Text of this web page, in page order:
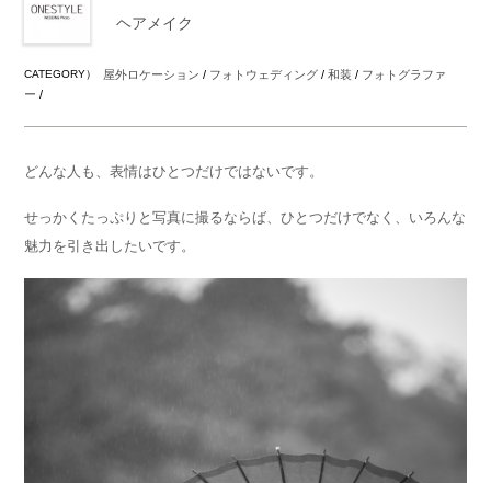
ヘアメイク
CATEGORY） 屋外ロケーション / フォトウェディング /和装 / フォトグラファ
ー /
どんな人も、表情はひとつだけではないです。
せっかくたっぷりと写真に撮るならば、ひとつだけでなく、いろんな
魅力を引き出したいです。